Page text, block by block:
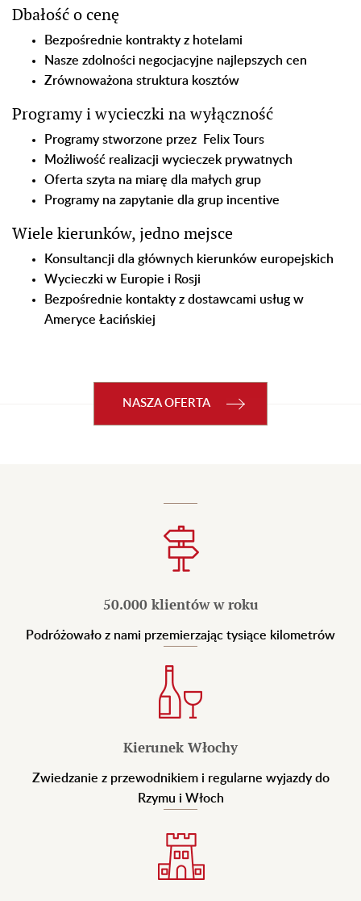
Dbałość o cenę
Bezpośrednie kontrakty z hotelami
Nasze zdolności negocjacyjne najlepszych cen
Zrównoważona struktura kosztów
Programy i wycieczki na wyłączność
Programy stworzone przez Felix Tours
Możliwość realizacji wycieczek prywatnych
Oferta szyta na miarę dla małych grup
Programy na zapytanie dla grup incentive
Wiele kierunków, jedno mejsce
Konsultancji dla głównych kierunków europejskich
Wycieczki w Europie i Rosji
Bezpośrednie kontakty z dostawcami usług w
Ameryce Łacińskiej
NASZA OFERTA
50.000 klientów w roku
Podróżowało z nami przemierzając tysiące kilometrów
Kierunek Włochy
Zwiedzanie z przewodnikiem i regularne wyjazdy do
Rzymu i Włoch